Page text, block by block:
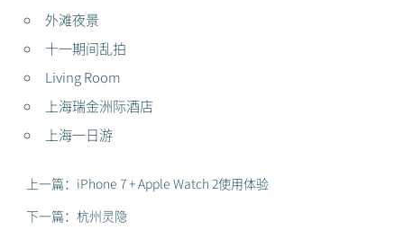
外滩夜景
十一期间乱拍
Living Room
上海瑞金洲际酒店
上海一日游
上一篇：iPhone 7 + Apple Watch 2使用体验
下一篇：杭州灵隐